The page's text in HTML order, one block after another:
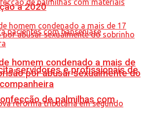
servidores e profissionais de
de palmilhas com
a 2020
homem condenado a mais de
por abusar sexualmente do